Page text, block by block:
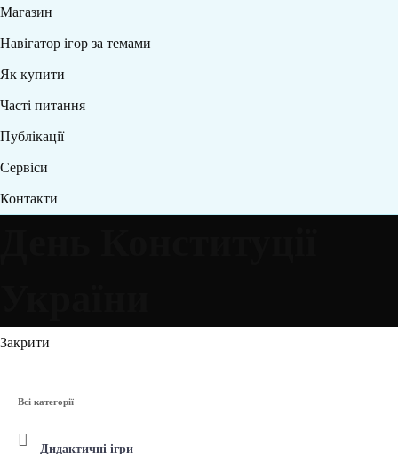
Магазин
Навігатор ігор за темами
Як купити
Часті питання
Публікації
Сервіси
Контакти
Закрити
Всі категорії
Дидактичні ігри